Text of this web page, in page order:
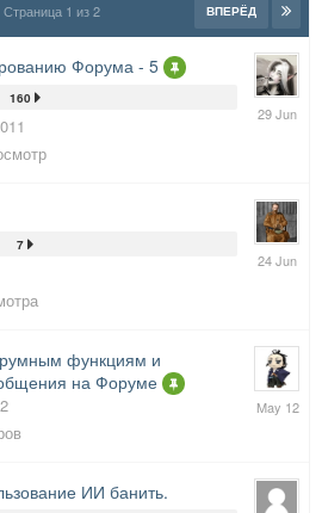
ВПЕРЁД
Страница 1 из 2
Форума - 5
160
29
7
24
функциям и
на Форуме
18
May
ИИ банить.